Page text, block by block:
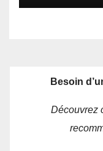
Besoin
Découvrez